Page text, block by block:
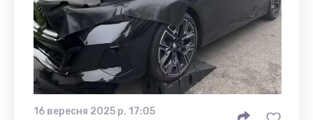
16 вересня 2025 р. 17:05